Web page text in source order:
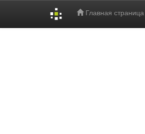
Главная страница